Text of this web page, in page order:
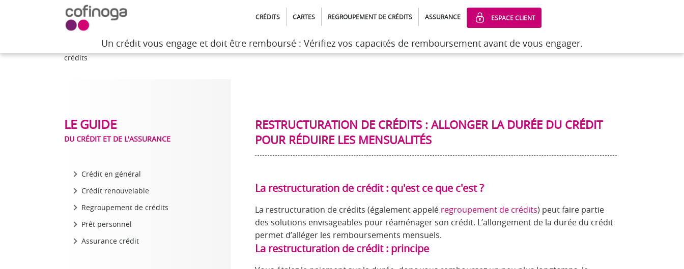
Un crédit vous engage et doit être remboursé : Vérifiez vos capacités de remboursement avant de vous engager.
CRÉDITS CARTES REGROUPEMENT DE CRÉDITS ASSURANCE ESPACE CLIENT
Besoin d'aide >Le guide du crédit et de l'assurance >Tout savoir sur le regroupement de crédits >Réduire ses mensualités grâce au regroupement de
crédits
LE GUIDE
DU CRÉDIT ET DE L'ASSURANCE
Crédit en général
Crédit renouvelable
Regroupement de crédits
Prêt personnel
Assurance crédit
RESTRUCTURATION DE CRÉDITS : ALLONGER LA DURÉE DU CRÉDIT
POUR RÉDUIRE LES MENSUALITÉS
La restructuration de crédit : qu'est ce que c'est ?
La restructuration de crédits (également appelé regroupement de crédits) peut faire partie
des solutions envisageables pour réaménager son crédit. L’allongement de la durée du crédit
permet d’alléger les remboursements mensuels.
La restructuration de crédit : principe
Un crédit vous engage et doit être remboursé : Vérifiez vos capacités de remboursement avant de vous engager.